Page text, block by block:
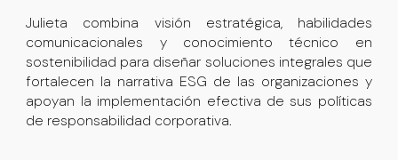
Julieta combina visión estratégica, habilidades
comunicacionales y conocimiento técnico en
sostenibilidad para diseñar soluciones integrales que
fortalecen la narrativa ESG de las organizaciones y
apoyan la implementación efectiva de sus políticas
de responsabilidad corporativa.